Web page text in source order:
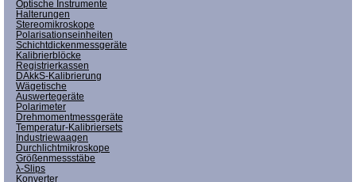
Optische Instrumente
Halterungen
Stereomikroskope
Polarisationseinheiten
Schichtdickenmessgeräte
Kalibrierblöcke
Registrierkassen
DAkkS-Kalibrierung
Wägetische
Auswertegeräte
Polarimeter
Drehmomentmessgeräte
Temperatur-Kalibriersets
Industriewaagen
Durchlichtmikroskope
Größenmessstäbe
λ-Slips
Konverter